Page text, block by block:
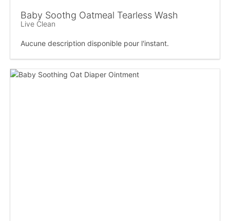
Baby Soothg Oatmeal Tearless Wash
Live Clean
Aucune description disponible pour l'instant.